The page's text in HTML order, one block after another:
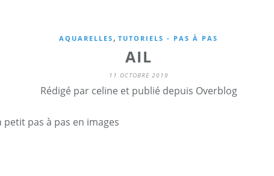
AQUARELLES , TUTORIELS - PAS À PAS
AIL
11 OCTOBRE 2019
Rédigé par celine et publié depuis Overblog
petit pas à pas en images